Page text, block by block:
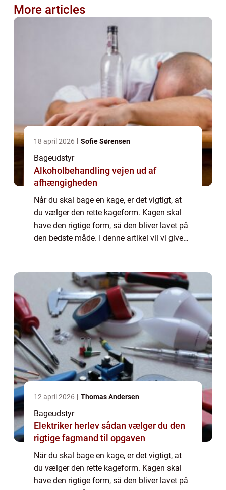
More articles
18 april 2026 Sofie Sørensen
Bageudstyr
Alkoholbehandling vejen ud af
afhængigheden
Når du skal bage en kage, er det vigtigt, at
du vælger den rette kageform. Kagen skal
have den rigtige form, så den bliver lavet på
den bedste måde. I denne artikel vil vi give
12 april 2026 Thomas Andersen
Bageudstyr
Elektriker herlev sådan vælger du den
rigtige fagmand til opgaven
Når du skal bage en kage, er det vigtigt, at
du vælger den rette kageform. Kagen skal
have den rigtige form, så den bliver lavet på